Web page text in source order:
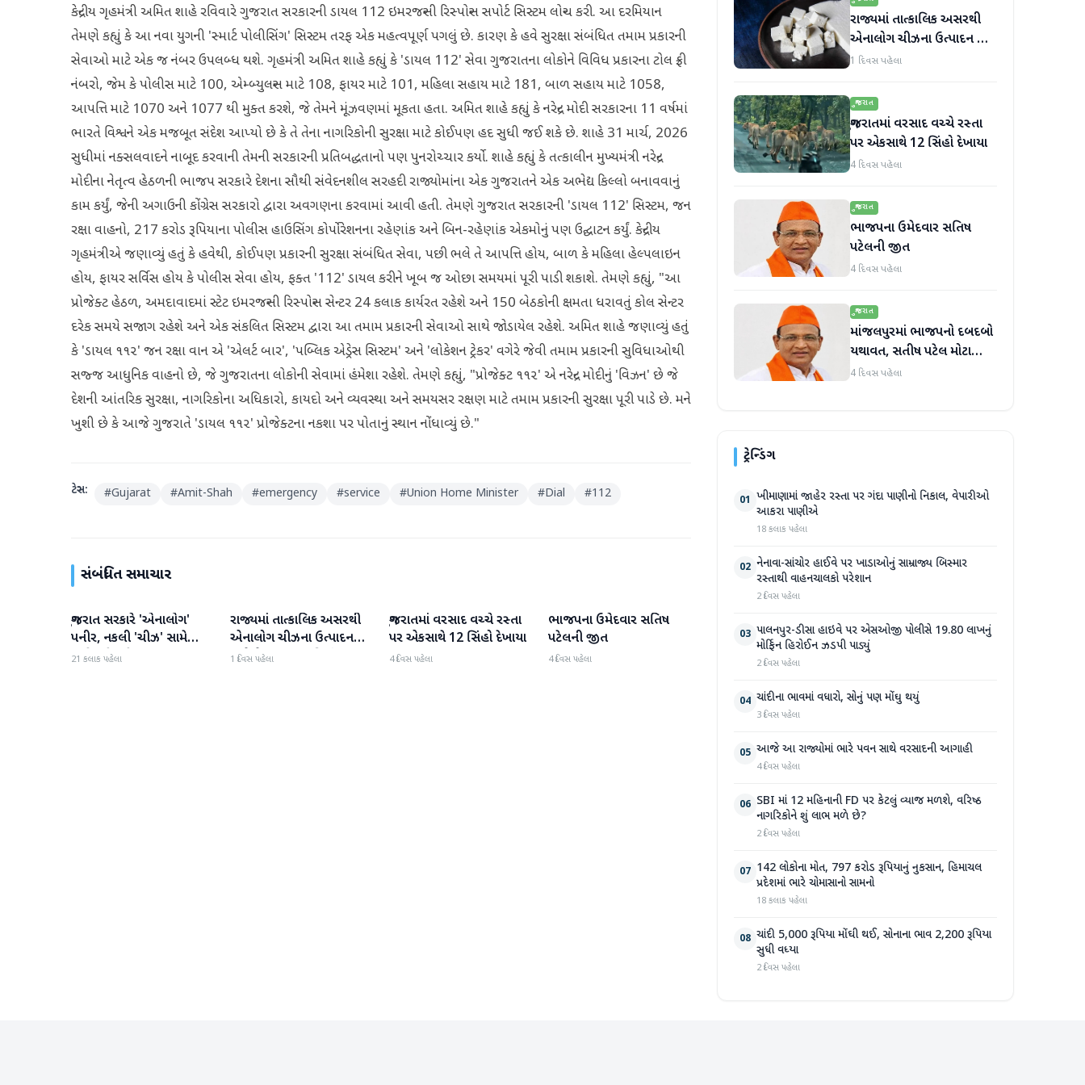
કેન્દ્રીય ગૃહમંત્રી અમિત શાહે રવિવારે ગુજરાત સરકારની ડાયલ 112 ઇમરજન્સી રિસ્પોન્સ સપોર્ટ સિસ્ટમ લોન્ચ કરી. આ દરમિયાન
તેમણે કહ્યું કે આ નવા યુગની 'સ્માર્ટ પોલીસિંગ' સિસ્ટમ તરફ એક મહત્વપૂર્ણ પગલું છે. કારણ કે હવે સુરક્ષા સંબંધિત તમામ પ્રકારની
સેવાઓ માટે એક જ નંબર ઉપલબ્ધ થશે. ગૃહમંત્રી અમિત શાહે કહ્યું કે 'ડાયલ 112' સેવા ગુજરાતના લોકોને વિવિધ પ્રકારના ટોલ ફ્રી
નંબરો, જેમ કે પોલીસ માટે 100, એમ્બ્યુલન્સ માટે 108, ફાયર માટે 101, મહિલા સહાય માટે 181, બાળ સહાય માટે 1058,
આપત્તિ માટે 1070 અને 1077 થી મુક્ત કરશે, જે તેમને મૂંઝવણમાં મૂકતા હતા. અમિત શાહે કહ્યું કે નરેન્દ્ર મોદી સરકારના 11 વર્ષમાં
ભારતે વિશ્વને એક મજબૂત સંદેશ આપ્યો છે કે તે તેના નાગરિકોની સુરક્ષા માટે કોઈપણ હદ સુધી જઈ શકે છે. શાહે 31 માર્ચ, 2026
સુધીમાં નક્સલવાદને નાબૂદ કરવાની તેમની સરકારની પ્રતિબદ્ધતાનો પણ પુનરોચ્ચાર કર્યો. શાહે કહ્યું કે તત્કાલીન મુખ્યમંત્રી નરેન્દ્ર
મોદીના નેતૃત્વ હેઠળની ભાજપ સરકારે દેશના સૌથી સંવેદનશીલ સરહદી રાજ્યોમાંના એક ગુજરાતને એક અભેદ્ય કિલ્લો બનાવવાનું
કામ કર્યું, જેની અગાઉની કોંગ્રેસ સરકારો દ્વારા અવગણના કરવામાં આવી હતી. તેમણે ગુજરાત સરકારની 'ડાયલ 112' સિસ્ટમ, જન
રક્ષા વાહનો, 217 કરોડ રૂપિયાના પોલીસ હાઉસિંગ કોર્પોરેશનના રહેણાંક અને બિન-રહેણાંક એકમોનું પણ ઉદ્ઘાટન કર્યું. કેન્દ્રીય
ગૃહમંત્રીએ જણાવ્યું હતું કે હવેથી, કોઈપણ પ્રકારની સુરક્ષા સંબંધિત સેવા, પછી ભલે તે આપત્તિ હોય, બાળ કે મહિલા હેલ્પલાઇન
હોય, ફાયર સર્વિસ હોય કે પોલીસ સેવા હોય, ફક્ત '112' ડાયલ કરીને ખૂબ જ ઓછા સમયમાં પૂરી પાડી શકાશે. તેમણે કહ્યું, "આ
પ્રોજેક્ટ હેઠળ, અમદાવાદમાં સ્ટેટ ઇમરજન્સી રિસ્પોન્સ સેન્ટર 24 કલાક કાર્યરત રહેશે અને 150 બેઠકોની ક્ષમતા ધરાવતું કોલ સેન્ટર
દરેક સમયે સજાગ રહેશે અને એક સંકલિત સિસ્ટમ દ્વારા આ તમામ પ્રકારની સેવાઓ સાથે જોડાયેલ રહેશે. અમિત શાહે જણાવ્યું હતું
કે 'ડાયલ ૧૧૨' જન રક્ષા વાન એ 'એલર્ટ બાર', 'પબ્લિક એડ્રેસ સિસ્ટમ' અને 'લોકેશન ટ્રેકર' વગેરે જેવી તમામ પ્રકારની સુવિધાઓથી
સજ્જ આધુનિક વાહનો છે, જે ગુજરાતના લોકોની સેવામાં હંમેશા રહેશે. તેમણે કહ્યું, "પ્રોજેક્ટ ૧૧૨' એ નરેન્દ્ર મોદીનું 'વિઝન' છે જે
દેશની આંતરિક સુરક્ષા, નાગરિકોના અધિકારો, કાયદો અને વ્યવસ્થા અને સમયસર રક્ષણ માટે તમામ પ્રકારની સુરક્ષા પૂરી પાડે છે. મને
ખુશી છે કે આજે ગુજરાતે 'ડાયલ ૧૧૨' પ્રોજેક્ટના નકશા પર પોતાનું સ્થાન નોંધાવ્યું છે."
ટેગ્સ: #Gujarat #Amit-Shah #emergency #service #Union Home Minister #Dial #112
સંબંધિત સમાચાર
ગુજરાત
ગુજરાત સરકારે 'એનાલોગ'
પનીર, નકલી 'ચીઝ' સામે
કાર્યવાહી કરી
21 કલાક પહેલા
ગુજરાત
રાજ્યમાં તાત્કાલિક અસરથી
એનાલોગ ચીઝના ઉત્પાદન
અને વેચાણ પર પ્રતિબંધ.
1 દિવસ પહેલા
ગુજરાત
ગુજરાતમાં વરસાદ વચ્ચે રસ્તા
પર એકસાથે 12 સિંહો દેખાયા
4 દિવસ પહેલા
ગુજરાત
ભાજપના ઉમેદવાર સતિષ
પટેલની જીત
4 દિવસ પહેલા
રાજ્યમાં તાત્કાલિક અસરથી
એનાલોગ ચીઝના ઉત્પાદન અને
વેચાણ પર પ્રતિબંધ.
1 દિવસ પહેલા
ગુજરાત
ગુજરાતમાં વરસાદ વચ્ચે રસ્તા
પર એકસાથે 12 સિંહો દેખાયા
4 દિવસ પહેલા
ગુજરાત
ભાજપના ઉમેદવાર સતિષ
પટેલની જીત
4 દિવસ પહેલા
ગુજરાત
માંજલપુરમાં ભાજપનો દબદબો
યથાવત, સતીષ પટેલ મોટા
માર્જિનથી આગળ
4 દિવસ પહેલા
ટ્રેન્ડિંગ
01 ખીમાણામાં જાહેર રસ્તા પર ગંદા પાણીનો નિકાલ, વેપારીઓ
આકરા પાણીએ
18 કલાક પહેલા
02 નેનાવા-સાંચોર હાઈવે પર ખાડાઓનું સામ્રાજ્ય બિસ્માર
રસ્તાથી વાહનચાલકો પરેશાન
2 દિવસ પહેલા
03 પાલનપુર-ડીસા હાઇવે પર એસઓજી પોલીસે 19.80 લાખનું
મોર્ફિન હિરોઈન ઝડપી પાડ્યું
2 દિવસ પહેલા
04 ચાંદીના ભાવમાં વધારો, સોનું પણ મોંઘુ થયું
3 દિવસ પહેલા
05 આજે આ રાજ્યોમાં ભારે પવન સાથે વરસાદની આગાહી
4 દિવસ પહેલા
06 SBI માં 12 મહિનાની FD પર કેટલું વ્યાજ મળશે, વરિષ્ઠ
નાગરિકોને શું લાભ મળે છે?
2 દિવસ પહેલા
07 142 લોકોના મોત, 797 કરોડ રૂપિયાનું નુકસાન, હિમાચલ
પ્રદેશમાં ભારે ચોમાસાનો સામનો
18 કલાક પહેલા
08 ચાંદી 5,000 રૂપિયા મોંઘી થઈ, સોનાના ભાવ 2,200 રૂપિયા
સુધી વધ્યા
2 દિવસ પહેલા